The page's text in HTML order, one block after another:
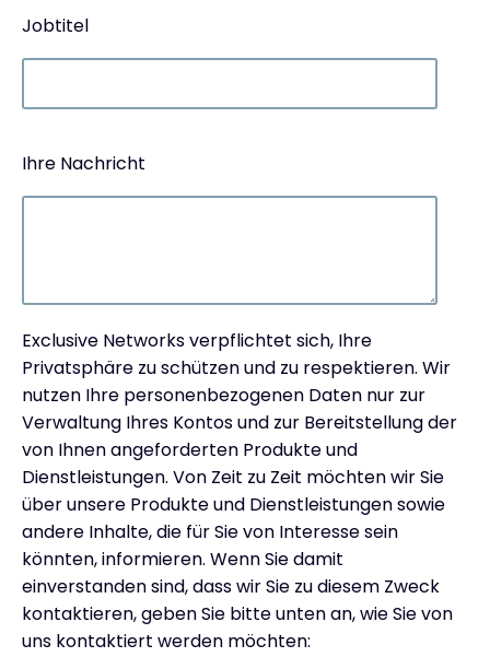
Jobtitel
Ihre Nachricht
Exclusive Networks verpflichtet sich, Ihre
Privatsphäre zu schützen und zu respektieren. Wir
nutzen Ihre personenbezogenen Daten nur zur
Verwaltung Ihres Kontos und zur Bereitstellung der
von Ihnen angeforderten Produkte und
Dienstleistungen. Von Zeit zu Zeit möchten wir Sie
über unsere Produkte und Dienstleistungen sowie
andere Inhalte, die für Sie von Interesse sein
könnten, informieren. Wenn Sie damit
einverstanden sind, dass wir Sie zu diesem Zweck
kontaktieren, geben Sie bitte unten an, wie Sie von
uns kontaktiert werden möchten: